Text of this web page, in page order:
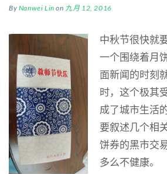
By Nanwei Lin on 九月 12, 2016
中秋节很快就
一个围绕着月
面新闻的时刻
时，这个极其
成了城市生活
要叙述几个相
饼券的黑市交
多么不健康。